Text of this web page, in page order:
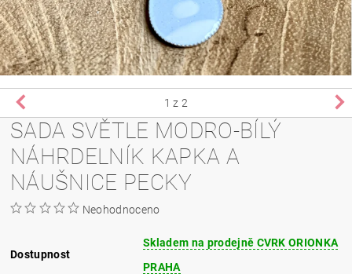
1 z 2
SADA SVĚTLE MODRO-BÍLÝ
NÁHRDELNÍK KAPKA A
NÁUŠNICE PECKY
Neohodnoceno
Dostupnost
Skladem na prodejně CVRK ORIONKA
PRAHA